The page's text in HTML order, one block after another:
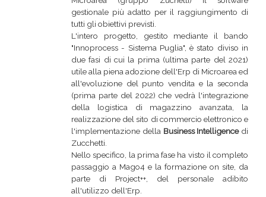
gestionale più adatto per il raggiungimento di
tutti gli obiettivi previsti.
L'intero progetto, gestito mediante il bando
"Innoprocess - Sistema Puglia", è stato diviso in
due fasi di cui la prima (ultima parte del 2021)
utile alla piena adozione dell'Erp di Microarea ed
all'evoluzione del punto vendita e la seconda
(prima parte del 2022) che vedrà l'integrazione
della logistica di magazzino avanzata, la
realizzazione del sito di commercio elettronico e
l'implementazione della Business Intelligencedi
Zucchetti.
Nello specifico, la prima fase ha visto il completo
passaggio a Mago4 e la formazione on site, da
parte di Project++, del personale adibito
all'utilizzo dell'Erp.